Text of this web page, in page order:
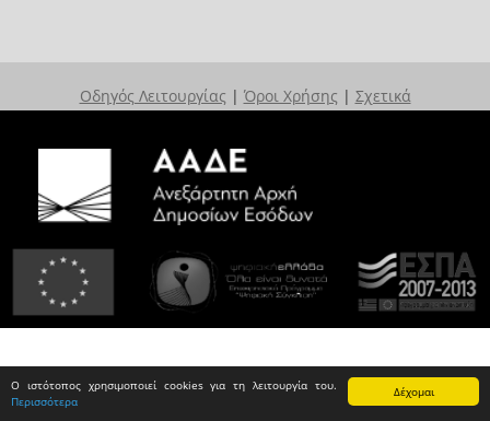
Δέχομαι
Ο ιστότοπος χρησιμοποιεί cookies για τη λειτουργία του.
Περισσότερα
Οδηγός Λειτουργίας | Όροι Χρήσης | Σχετικά